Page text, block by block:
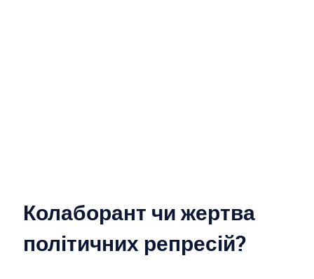
Колаборант чи жертва
політичних репресій?